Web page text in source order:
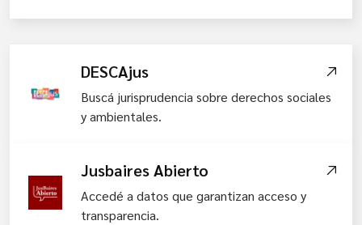
DESCAjus
Buscá jurisprudencia sobre derechos sociales
y ambientales.
Jusbaires Abierto
Accedé a datos que garantizan acceso y
transparencia.